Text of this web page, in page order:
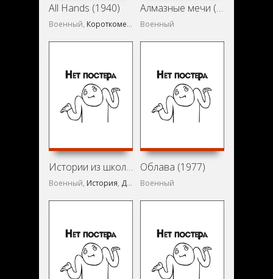
All Hands (1940)
Военный, Короткометражка
Алмазные мечи (1993)
Военный
Истории из школьных автобусов (2000)
Военный, История, Документальный
Облава (1977)
Военный